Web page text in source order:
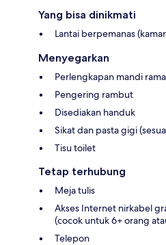
Yang bisa dinikmati
Lantai berpemanas
Menyegarkan
Perlengkapan mandi
Pengering rambut
Disediakan handuk
Sikat dan pasta gigi
Tisu toilet
Tetap terhubung
Meja tulis
Akses Internet nirkabel
(cocok untuk 6+ orang
Telepon